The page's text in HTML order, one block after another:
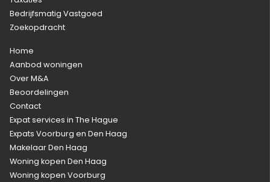
Bedrijfsmatig Vastgoed
Zoekopdracht
Home
Aanbod woningen
Over M&A
Beoordelingen
Contact
Expat services in The Hague
Expats Voorburg en Den Haag
Makelaar Den Haag
Woning kopen Den Haag
Woning kopen Voorburg